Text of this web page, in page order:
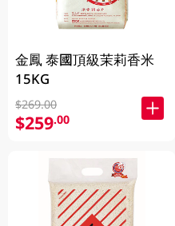
金鳳 泰國頂級茉莉香米
15KG
$269.00
$259.00